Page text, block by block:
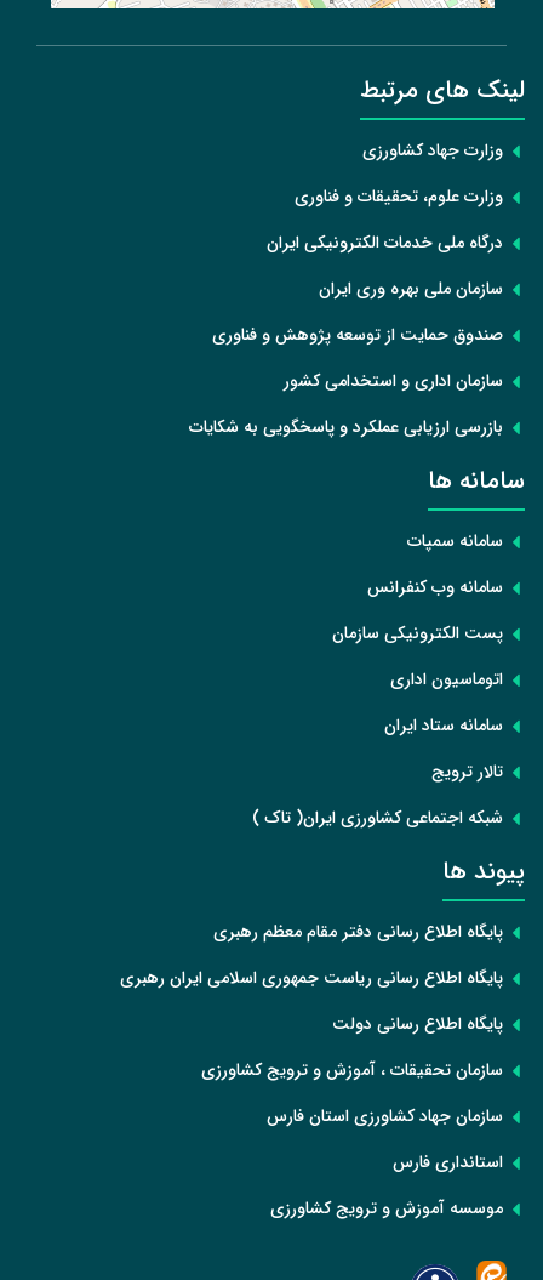
لینک های مرتبط
وزارت جهاد کشاورزی
وزارت علوم، تحقیقات و فناوری
درگاه ملی خدمات الکترونیکی ایران
سازمان ملی بهره وری ایران
صندوق حمایت از توسعه پژوهش و فناوری
سازمان اداری و استخدامی کشور
بازرسی ارزیابی عملکرد و پاسخگویی به شکایات
سامانه ها
سامانه سمپات
سامانه وب کنفرانس
پست الکترونیکی سازمان
اتوماسیون اداری
سامانه ستاد ایران
تالار ترویج
شبکه اجتماعی کشاورزی ایران( تاک )
پیوند ها
پایگاه اطلاع رسانی دفتر مقام معظم رهبری
پایگاه اطلاع رسانی ریاست جمهوری اسلامی ایران رهبری
پایگاه اطلاع رسانی دولت
سازمان تحقیقات ، آموزش و ترویج کشاورزی
سازمان جهاد کشاورزی استان فارس
استانداری فارس
موسسه آموزش و ترویج کشاورزی